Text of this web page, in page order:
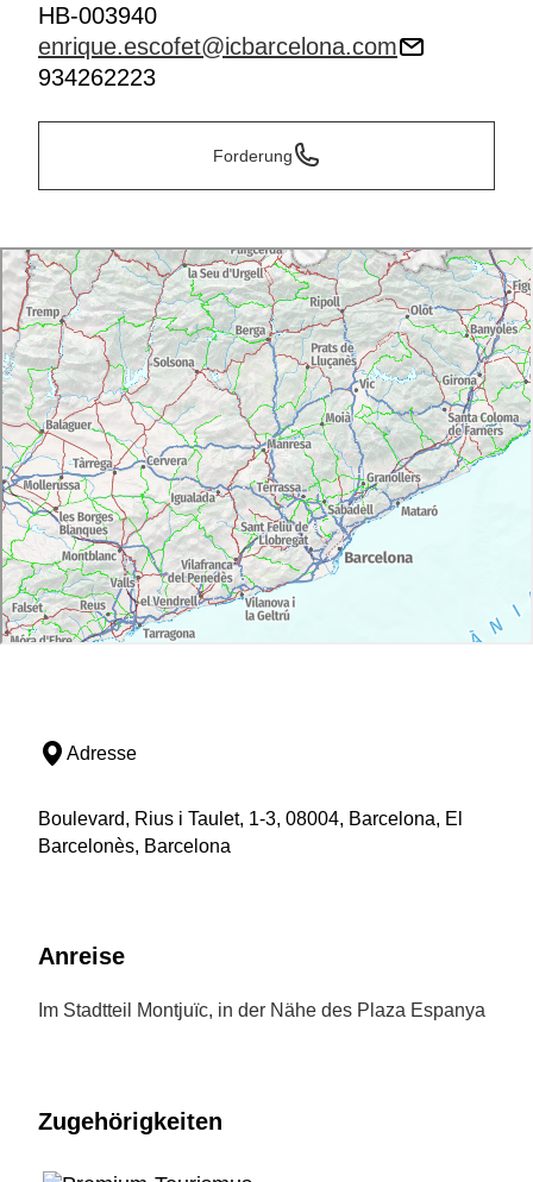
HB-003940
enrique.escofet@icbarcelona.com
934262223
Forderung
Adresse
Boulevard, Rius i Taulet, 1-3, 08004, Barcelona, El
Barcelonès, Barcelona
Anreise
Im Stadtteil Montjuïc, in der Nähe des Plaza Espanya
Zugehörigkeiten